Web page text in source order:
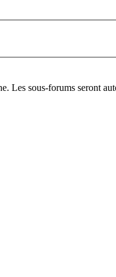
Les sous-forums seront